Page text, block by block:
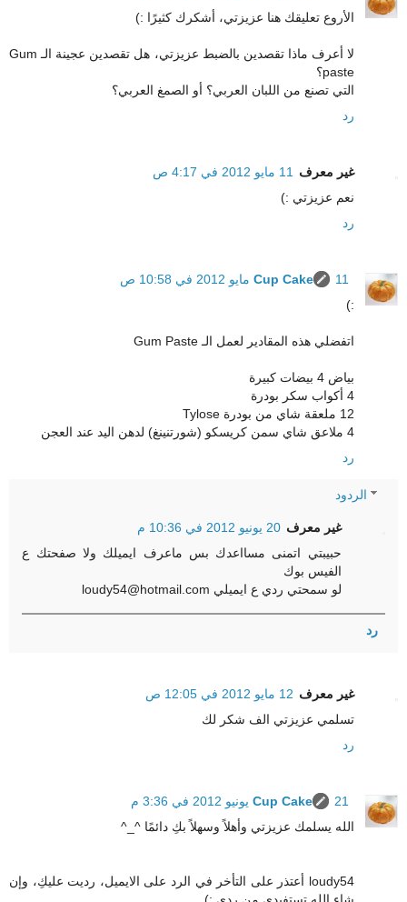
الأروع تعليقك هنا عزيزتي، أشكرك كثيرًا :)
لا أعرف ماذا تقصدين بالضبط عزيزتي، هل تقصدين عجينة الـ Gum
paste؟
التي تصنع من اللبان العربي؟ أو الصمغ العربي؟
رد
غير معرف
11 مايو 2012 في 4:17 ص
نعم عزيزتي :)
رد
Cup Cake
11 مايو 2012 في 10:58 ص
:)
اتفضلي هذه المقادير لعمل الـ Gum Paste
بياض 4 بيضات كبيرة
4 أكواب سكر بودرة
12 ملعقة شاي من بودرة Tylose
4 ملاعق شاي سمن كريسكو (شورتنينغ) لدهن اليد عند العجن
رد
الردود
غير معرف 20 يونيو 2012 في 10:36 م
حبيبتي اتمنى مسااعدك بس ماعرف ايميلك ولا صفحتك ع
الفيس بوك
لو سمحتي ردي ع ايميلي loudy54@hotmail.com
رد
غير معرف 12 مايو 2012 في 12:05 ص
تسلمي عزيزتي الف شكر لك
رد
Cup Cake
21 يونيو 2012 في 3:36 م
الله يسلمك عزيزتي وأهلاً وسهلاً بكِ دائمًا ^_^
loudy54 أعتذر على التأخر في الرد على الايميل، رديت عليكِ، وإن